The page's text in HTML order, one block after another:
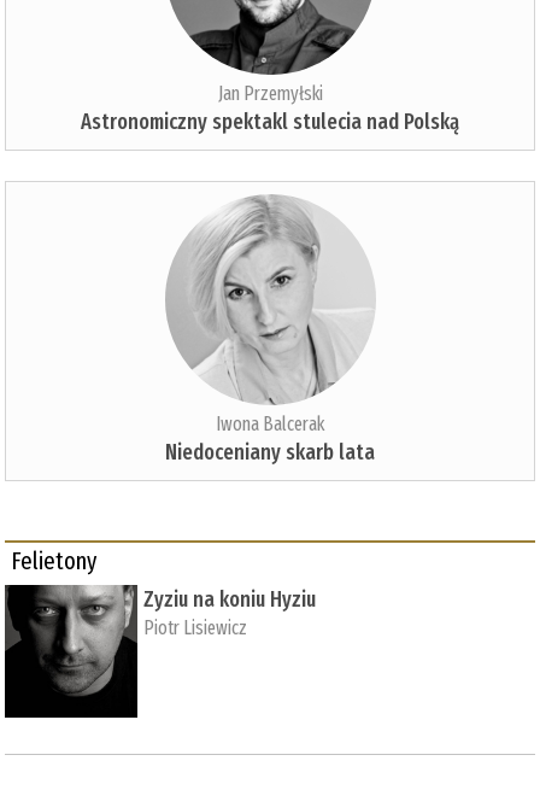
Jan Przemyłski
Astronomiczny spektakl stulecia nad Polską
Iwona Balcerak
Niedoceniany skarb lata
Felietony
Zyziu na koniu Hyziu
Piotr Lisiewicz